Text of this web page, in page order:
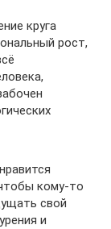
круга
рост,
кому-то
свой
и